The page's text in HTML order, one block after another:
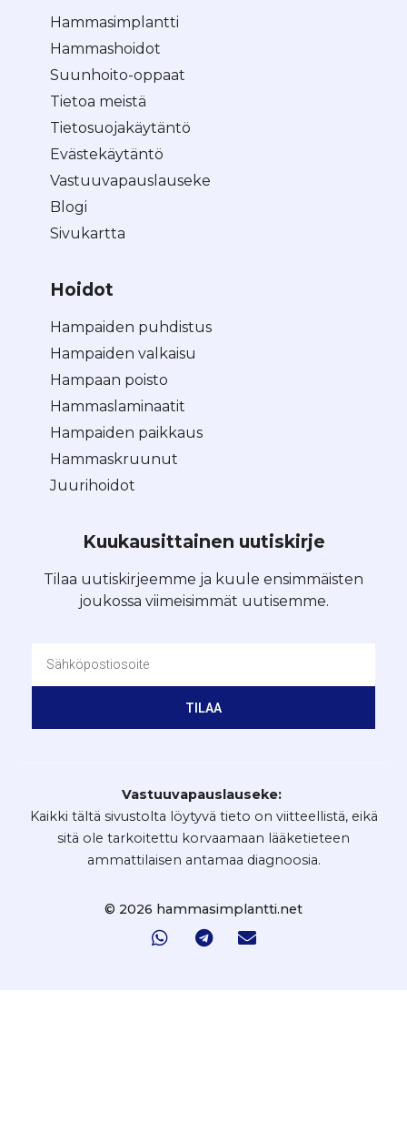
Hammasimplantti
Hammashoidot
Suunhoito-oppaat
Tietoa meistä
Tietosuojakäytäntö
Evästekäytäntö
Vastuuvapauslauseke
Blogi
Sivukartta
Hoidot
Hampaiden puhdistus
Hampaiden valkaisu
Hampaan poisto
Hammaslaminaatit
Hampaiden paikkaus
Hammaskruunut
Juurihoidot
Kuukausittainen uutiskirje
Tilaa uutiskirjeemme ja kuule ensimmäisten
joukossa viimeisimmät uutisemme.
TILAA
Vastuuvapauslauseke:
Kaikki tältä sivustolta löytyvä tieto on viitteellistä, eikä
sitä ole tarkoitettu korvaamaan lääketieteen
ammattilaisen antamaa diagnoosia.
© 2026 hammasimplantti.net